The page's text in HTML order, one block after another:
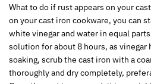
What to do if rust appears on your
on your cast iron cookware, you can
white vinegar and water in equal
solution for about 8 hours, as
soaking, scrub the cast iron with a
thoroughly and dry completely,